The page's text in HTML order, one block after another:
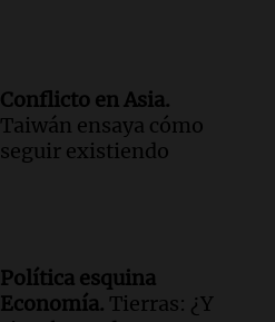
Conflicto en Asia.
Taiwán ensaya cómo
seguir existiendo
Política esquina
Economía. Tierras: ¿Y